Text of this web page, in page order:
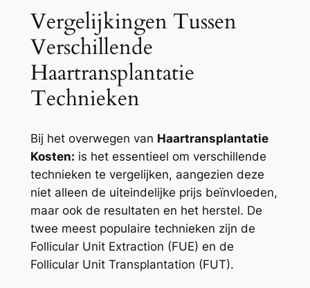
Vergelijkingen Tussen
Verschillende
Haartransplantatie
Technieken
Bij het overwegen van Haartransplantatie
Kosten: is het essentieel om verschillende
technieken te vergelijken, aangezien deze
niet alleen de uiteindelijke prijs beïnvloeden,
maar ook de resultaten en het herstel. De
twee meest populaire technieken zijn de
Follicular Unit Extraction (FUE) en de
Follicular Unit Transplantation (FUT).